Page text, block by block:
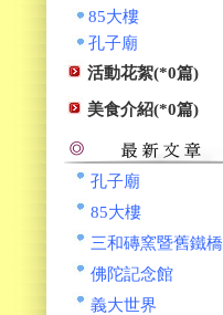
85大樓
孔子廟
活動花絮(*0篇)
美食介紹(*0篇)
孔子廟
85大樓
三和磚窯暨舊鐵橋
佛陀記念館
義大世界